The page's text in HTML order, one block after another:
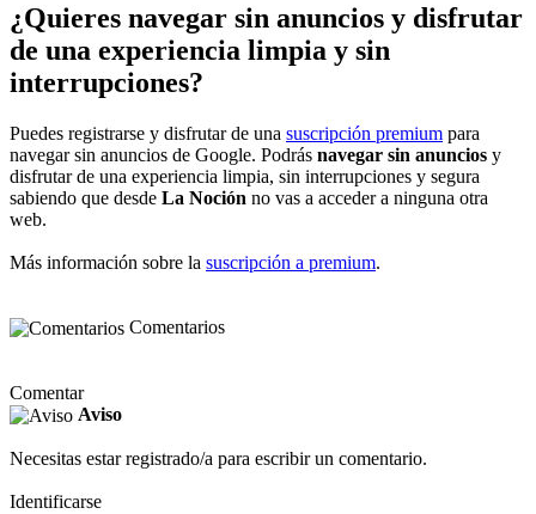
¿Quieres navegar sin anuncios y disfrutar
de una experiencia limpia y sin
interrupciones?
Puedes registrarse y disfrutar de una suscripción premium para
navegar sin anuncios de Google. Podrás navegar sin anuncios y
disfrutar de una experiencia limpia, sin interrupciones y segura
sabiendo que desde La Noción no vas a acceder a ninguna otra
web.
Más información sobre la suscripción a premium.
Comentarios
Comentar
Aviso
Necesitas estar registrado/a para escribir un comentario.
Identificarse